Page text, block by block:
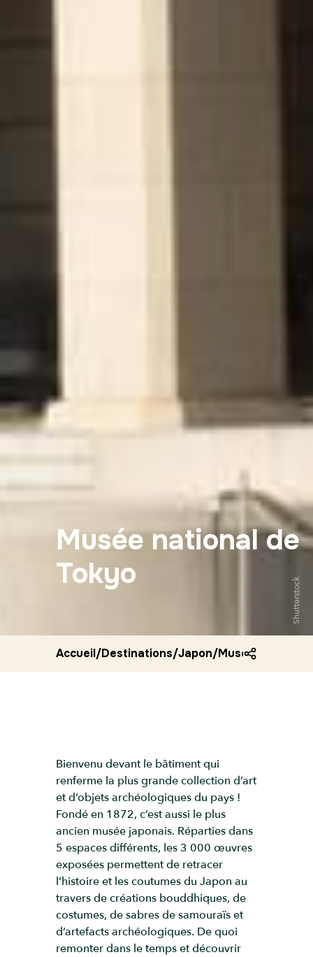
Musée national de
Tokyo
Shutterstock
Accueil/Destinations/Japon/Musee national
Bienvenu devant le bâtiment qui
renferme la plus grande collection d’art
et d’objets archéologiques du pays !
Fondé en 1872, c’est aussi le plus
ancien musée japonais. Réparties dans
5 espaces différents, les 3 000 œuvres
exposées permettent de retracer
l’histoire et les coutumes du Japon au
travers de créations bouddhiques, de
costumes, de sabres de samouraïs et
d’artefacts archéologiques. De quoi
remonter dans le temps et découvrir